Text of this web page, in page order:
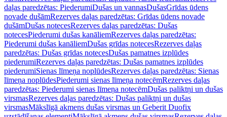
daļas paredzētas: PiederumiDušas un vannasDušasGrīdas ūdens
novade dušāmRezerves daļas paredzētas: Grīdas ūdens novade
dušāmDušas notecesRezerves daļas paredzētas: Dušas
notecesPiederumi dušas kanāliemRezerves daļas paredzētas:
Piederumi dušas kanāliemDušas grīdas notecesRezerves daļas
paredzētas: Dušas grīdas notecesDušas pamatnes izplūdes
piederumiRezerves daļas paredzētas: Dušas pamatnes izplūdes
piederumiSienas līmeņa noplūdesRezerves daļas paredzētas: Sienas
līmeņa noplūdesPiederumi sienas līmeņa notecēmRezerves daļas
paredzētas: Piederumi sienas līmeņa notecēmDušas paliktņi un dušas
virsmasRezerves daļas paredzētas: Dušas paliktņi un dušas
virsmasMākslīgā akmens dušas virsmas un Geberit Duofix